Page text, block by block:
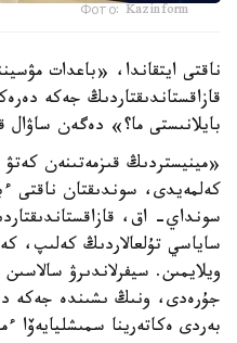
Фото: Kazinform
ناقتى ايتقاندا، «باعدات
قازاقستاندىقتاردىڭ جەكە
بايلانىستى ما؟» دەگەن ساۋال
«مينيستردىڭ قىزمەتىنەن
كەلمەيدى، سوندىقتان ناقتى
سونداي- اق،
ساياسي تۇلعالاردىڭ كەلىپ،
ويلايمىن. سيفرلاندىرۋ
جۇرەدى، ونىڭ ىشىندە جەكە
بەردى ەكاتەرينا سمىشليايەۆا